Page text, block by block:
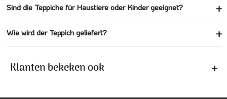
Sind die Teppiche für Haustiere oder Kinder geeignet?
Wie wird der Teppich geliefert?
Klanten bekeken ook